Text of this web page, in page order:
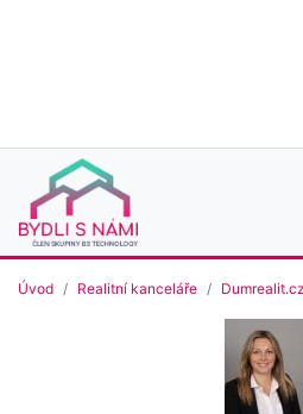
Úvod Realitní kanceláře Dumrealit.cz